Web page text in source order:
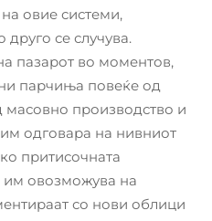
овие системи,
се случува.
пазарот во моментов,
парчиња повеќе од
масовно производство и
одговара на нивниот
притисочната
им овозможува на
со нови облици